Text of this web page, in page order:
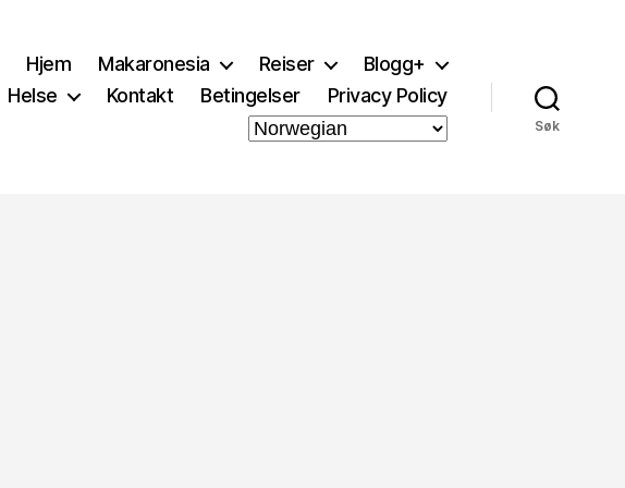
Hjem Makaronesia Reiser
Blogg+
Helse
Kontakt Betingelser Privacy Policy
Søk